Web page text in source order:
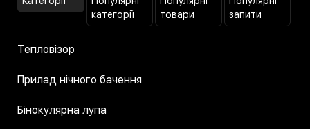
категорії
товари
запити
Тепловізор
Прилад нічного бачення
Бінокулярна лупа